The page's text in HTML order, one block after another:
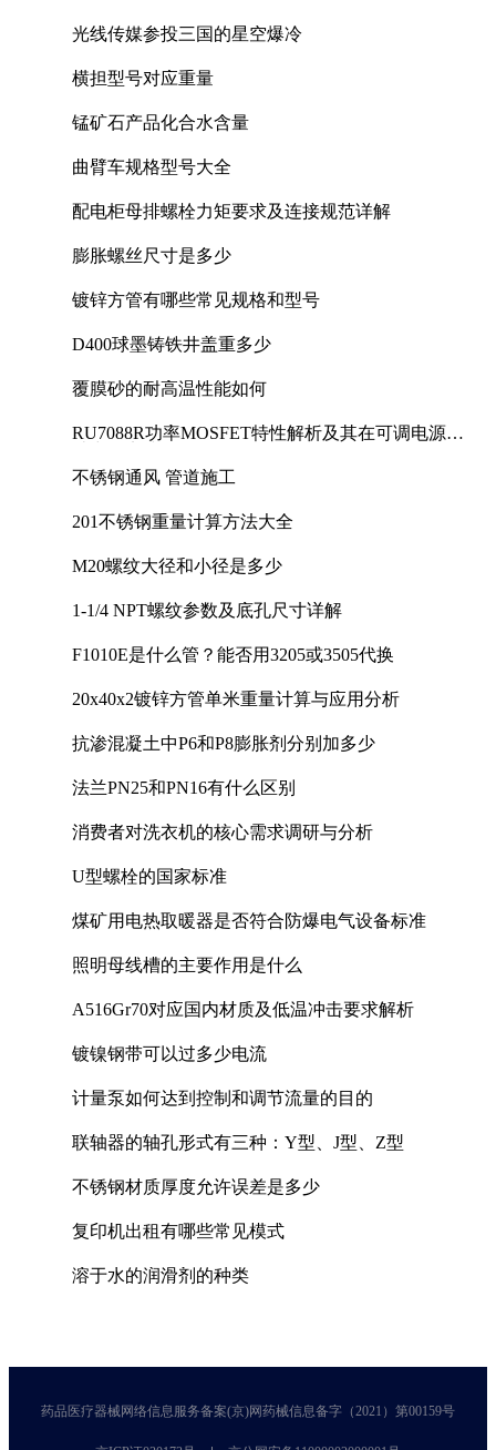
光线传媒参投三国的星空爆冷
横担型号对应重量
锰矿石产品化合水含量
曲臂车规格型号大全
配电柜母排螺栓力矩要求及连接规范详解
膨胀螺丝尺寸是多少
镀锌方管有哪些常见规格和型号
D400球墨铸铁井盖重多少
覆膜砂的耐高温性能如何
RU7088R功率MOSFET特性解析及其在可调电源设
不锈钢通风 管道施工
201不锈钢重量计算方法大全
M20螺纹大径和小径是多少
1-1/4 NPT螺纹参数及底孔尺寸详解
F1010E是什么管？能否用3205或3505代换
20x40x2镀锌方管单米重量计算与应用分析
抗渗混凝土中P6和P8膨胀剂分别加多少
法兰PN25和PN16有什么区别
消费者对洗衣机的核心需求调研与分析
U型螺栓的国家标准
煤矿用电热取暖器是否符合防爆电气设备标准
照明母线槽的主要作用是什么
A516Gr70对应国内材质及低温冲击要求解析
镀镍钢带可以过多少电流
计量泵如何达到控制和调节流量的目的
联轴器的轴孔形式有三种：Y型、J型、Z型
不锈钢材质厚度允许误差是多少
复印机出租有哪些常见模式
溶于水的润滑剂的种类
药品医疗器械网络信息服务备案(京)网药械信息备字（2021）第00159号